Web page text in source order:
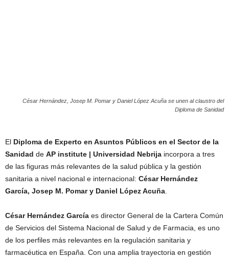
César Hernández, Josep M. Pomar y Daniel López Acuña se unen al claustro del
Diploma de Sanidad
El Diploma de Experto en Asuntos Públicos en el Sector de la
Sanidad de AP institute | Universidad Nebrija incorpora a tres
de las figuras más relevantes de la salud pública y la gestión
sanitaria a nivel nacional e internacional: César Hernández
García, Josep M. Pomar y Daniel López Acuña.
César Hernández García es director General de la Cartera Común
de Servicios del Sistema Nacional de Salud y de Farmacia, es uno
de los perfiles más relevantes en la regulación sanitaria y
farmacéutica en España. Con una amplia trayectoria en gestión